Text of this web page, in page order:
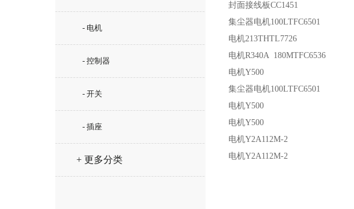
- 电机
- 控制器
- 开关
- 插座
+ 更多分类
封面接线板CC1451
集尘器电机100LTFC6501
电机213THTL7726
电机R340A 180MTFC6536
电机Y500
集尘器电机100LTFC6501
电机Y500
电机Y500
电机Y2A112M-2
电机Y2A112M-2